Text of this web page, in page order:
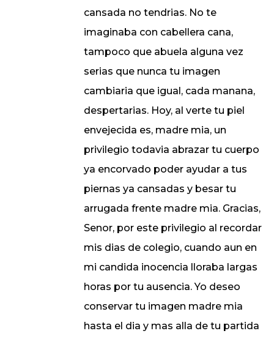
cansada no tendrias. No te
imaginaba con cabellera cana,
tampoco que abuela alguna vez
serias que nunca tu imagen
cambiaria que igual, cada manana,
despertarias. Hoy, al verte tu piel
envejecida es, madre mia, un
privilegio todavia abrazar tu cuerpo
ya encorvado poder ayudar a tus
piernas ya cansadas y besar tu
arrugada frente madre mia. Gracias,
Senor, por este privilegio al recordar
mis dias de colegio, cuando aun en
mi candida inocencia lloraba largas
horas por tu ausencia. Yo deseo
conservar tu imagen madre mia
hasta el dia y mas alla de tu partida